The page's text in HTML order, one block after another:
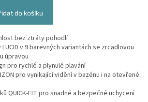
do košíku
bez ztráty pohodlí
v 9 barevných variantách se zrcadlovou
úpravou
pro rychlé a plynulé plavání
pro vynikající vidění v bazénu i na otevřené
QUICK-FIT pro snadné a bezpečné uchycení